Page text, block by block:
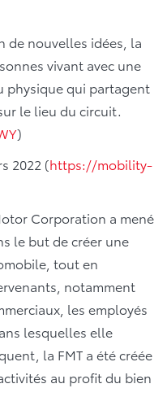
de nouvelles idées, la
vivant avec une
physique qui partagent
le lieu du circuit.
)
2022 (https://mobility-
Corporation a mené
le but de créer une
tout en
notamment
les employés
lesquelles elle
la FMT a été créée
au profit du bien